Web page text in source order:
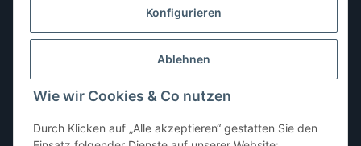
Konfigurieren
Ablehnen
Wie wir Cookies & Co nutzen
Durch Klicken auf „Alle akzeptieren“ gestatten Sie den
10:00–13:00 Uhr
Freitag:10:00–13:00, 14:00–18:00 Uhr
Sonntag: geschlossen